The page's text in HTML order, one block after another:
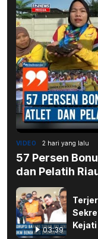
VIDEO 2 hari yang lalu
57 Persen
dan Pelatih
03:39